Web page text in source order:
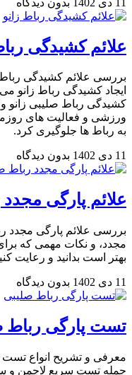
علائم کشیدگی
بررسی علائم کشیدگی
ایجاد کشیدگی رباط زانو
کشیدگی رباط صلیبی زانو و
ورزشی و فعالیت های
به رباط ها جلوگیری کرد.
11 دی 1402 بدون دیدگاه
علائم پارگی
بررسی علائم پارگی مجدد
مجدد، و نکات مهمی که
بهتر است بدانید و رعایت
11 دی 1402 بدون دیدگاه
تست پارگی رباط
معرفی و تشریح انواع
جمله تست سریع لاچمن و